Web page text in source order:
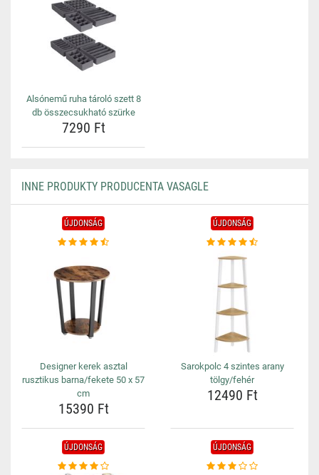
Alsónemű ruha tároló szett 8
db összecsukható szürke
7290 Ft
INNE PRODUKTY PRODUCENTA VASAGLE
ÚJDONSÁG
Designer kerek asztal
rusztikus barna/fekete 50 x 57
cm
15390 Ft
ÚJDONSÁG
Sarokpolc 4 szintes arany
tölgy/fehér
12490 Ft
ÚJDONSÁG ÚJDONSÁG